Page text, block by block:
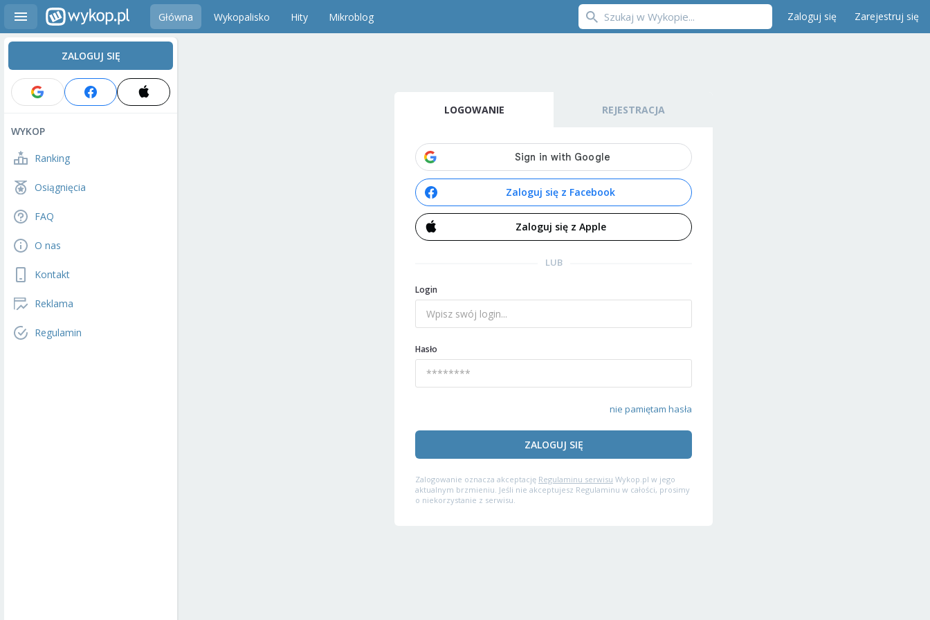
Główna Wykopalisko Hity Mikroblog Zaloguj się Zarejestruj się
ZALOGUJ SIĘ
WYKOP
Ranking
Osiągnięcia
FAQ
O nas
Kontakt
Reklama
Regulamin
LOGOWANIE REJESTRACJA
Zaloguj się z Facebook
Zaloguj się z Apple
LUB
Login
Hasło
nie pamiętam hasła
ZALOGUJ SIĘ
Zalogowanie oznacza akceptację Regulaminu serwisu Wykop.pl w jego
aktualnym brzmieniu. Jeśli nie akceptujesz Regulaminu w całości, prosimy
o niekorzystanie z serwisu.